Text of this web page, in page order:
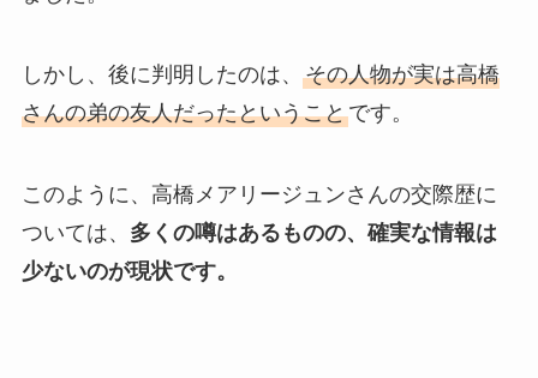
しかし、後に判明したのは、 その人物が実は高橋
さんの弟の友人だったということです。
このように、高橋メアリージュンさんの交際歴に
ついては、 多くの噂はあるものの、確実な情報は
少ないのが現状です。